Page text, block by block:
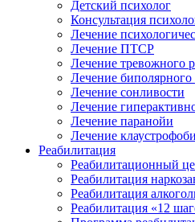
Детский психолог
Консультация
Лечение
Лечение ПТСР
Лечение тревожного
Лечение биполярного
Лечение сонливости
Лечение
Лечение паранойи
Лечение
Реабилитация
Реабилитационный
Реабилитация
Реабилитация
Реабилитация «12